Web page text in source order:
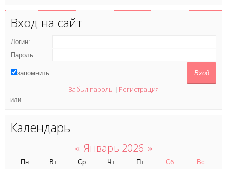
Вход на сайт
Логин:
Пароль:
запомнить
Забыл пароль Регистрация
или
Календарь
« Январь 2026 »
Пн Вт Ср Чт Пт Сб
Вс